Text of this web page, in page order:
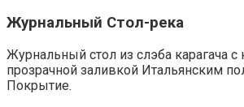
Журнальный Стол-река
Журнальный стол из слэба карагача с
прозрачной заливкой Итальянским
Покрытие.